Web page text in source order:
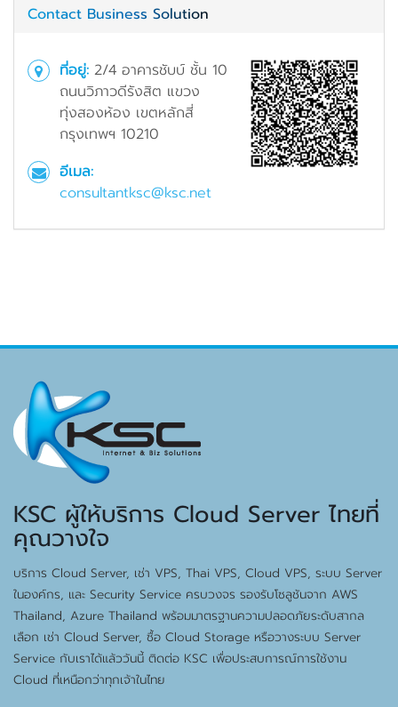
Contact Business Solution
ที่อยู่: 2/4 อาคารชับบ์ ชั้น 10
ถนนวิภาวดีรังสิต แขวง
ทุ่งสองห้อง เขตหลักสี่
กรุงเทพฯ 10210
อีเมล:
consultantksc@ksc.net
KSC ผู้ให้บริการ Cloud Server ไทยที่
คุณวางใจ
บริการ Cloud Server, เช่า VPS, Thai VPS, Cloud VPS, ระบบ Server
ในองค์กร, และ Security Service ครบวงจร รองรับโซลูชันจาก AWS
Thailand, Azure Thailand พร้อมมาตรฐานความปลอดภัยระดับสากล
เลือก เช่า Cloud Server, ซื้อ Cloud Storage หรือวางระบบ Server
Service กับเราได้แล้ววันนี้ ติดต่อ KSC เพื่อประสบการณ์การใช้งาน
Cloud ที่เหนือกว่าทุกเจ้าในไทย